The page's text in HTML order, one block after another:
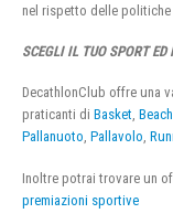
nel rispetto delle politiche
SCEGLI IL TUO SPORT
DecathlonClub offre una
praticanti di Basket,
Pallanuoto, Pallavolo,
Inoltre potrai trovare un
premiazioni sportive